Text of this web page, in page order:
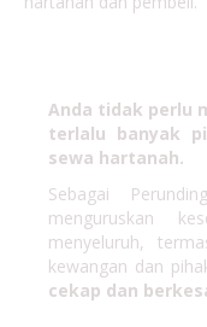
Anda tidak perlu
terlalu banyak
sewa hartanah.
Sebagai
menguruskan
menyeluruh,
kewangan dan
cekap dan